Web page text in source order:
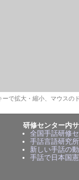
で拡大・縮小、マウスの
研修センター内
全国手話研修
手話言語研究所
新しい手話の
手話で日本国